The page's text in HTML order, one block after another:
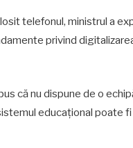
telefonul, ministrul a
privind
că nu dispune de o
educațional poate